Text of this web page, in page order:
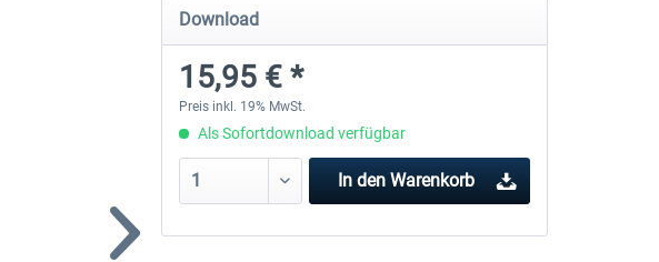
Download
15,95 € *
Preis inkl. 19% MwSt.
Als Sofortdownload verfügbar
In den Warenkorb